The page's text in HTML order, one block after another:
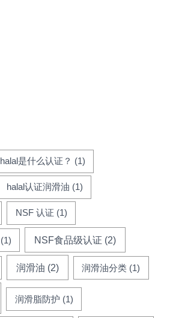
halal是什么认证？ (1)
halal认证润滑油 (1)
NSF 认证 (1)
(1) NSF食品级认证 (2)
润滑油 (2) 润滑油分类 (1)
润滑脂防护 (1)